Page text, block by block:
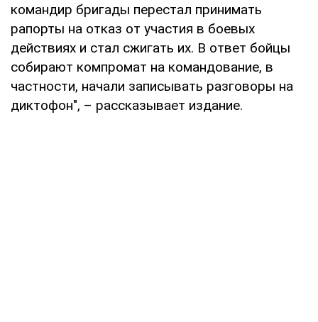
командир бригады перестал принимать
рапорты на отказ от участия в боевых
действиях и стал сжигать их. В ответ бойцы
собирают компромат на командование, в
частности, начали записывать разговоры на
диктофон", – рассказывает издание.